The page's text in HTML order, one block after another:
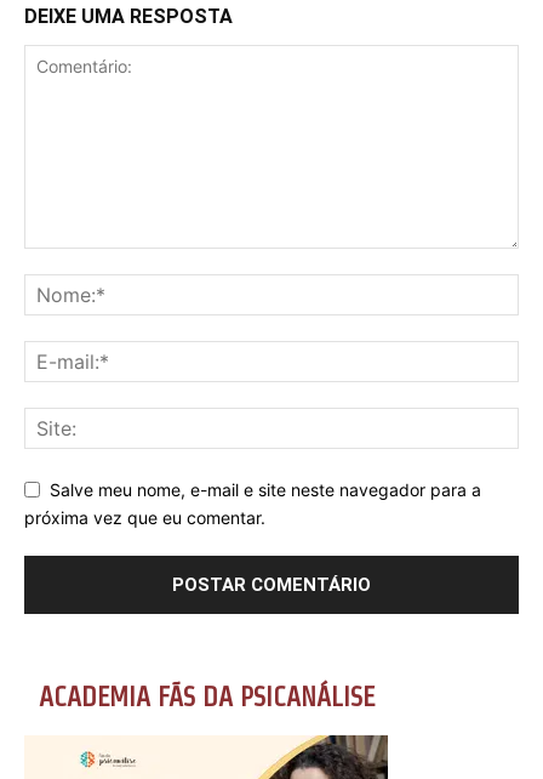
DEIXE UMA RESPOSTA
Salve meu nome, e-mail e site neste navegador para a
próxima vez que eu comentar.
ACADEMIA FÃS DA PSICANÁLISE